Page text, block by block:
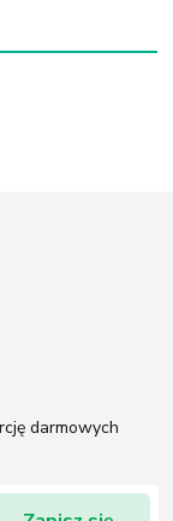
darmowych